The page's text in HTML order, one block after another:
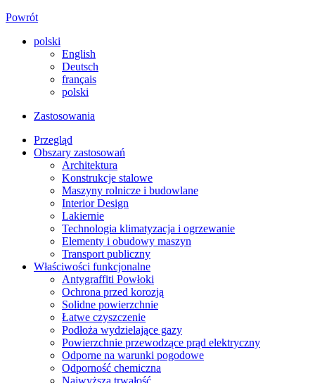
Powrót
polski
English
Deutsch
français
polski
Zastosowania
Przegląd
Obszary zastosowań
Architektura
Konstrukcje stalowe
Maszyny rolnicze i budowlane
Interior Design
Lakiernie
Technologia klimatyzacja i ogrzewanie
Elementy i obudowy maszyn
Transport publiczny
Właściwości funkcjonalne
Antygraffiti Powłoki
Ochrona przed korozją
Solidne powierzchnie
Łatwe czyszczenie
Podłoża wydzielające gazy
Powierzchnie przewodzące prąd elektryczny
Odporne na warunki pogodowe
Odporność chemiczna
Najwyższa trwałość